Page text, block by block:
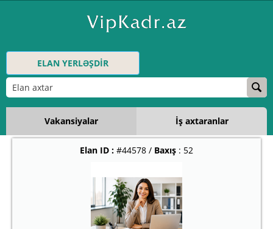
ELAN YERLƏŞDİR
Vakansiyalar İş axtaranlar
Elan ID : #44578 / Baxış : 52